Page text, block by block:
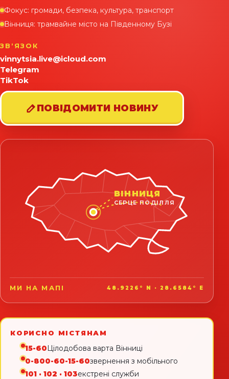
Фокус: громади, безпека, культура, транспорт
Вінниця: трамвайне місто на Південному Бузі
ЗВʼЯЗОК
vinnytsia.live@icloud.com
Telegram
TikTok
ПОВІДОМИТИ НОВИНУ
ВІННИЦЯ
СЕРЦЕ ПОДІЛЛЯ
МИ НА МАПІ 48.9226° N · 28.6584° E
КОРИСНО МІСТЯНАМ
15-60Цілодобова варта Вінниці
0-800-60-15-60звернення з мобільного
101 · 102 · 103екстрені служби